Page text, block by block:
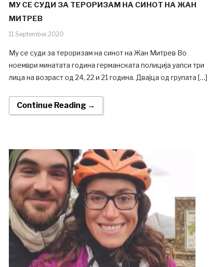
МУ СЕ СУДИ ЗА ТЕРОРИЗАМ НА СИНОТ НА ЖАН
МИТРЕВ
11.September.2020
Му се суди за тероризам на синот на Жан Митрев Во
ноември минатата година германската полиција уапси три
лица на возраст од 24, 22 и 21 година. Двајца од групата […]
Continue Reading →